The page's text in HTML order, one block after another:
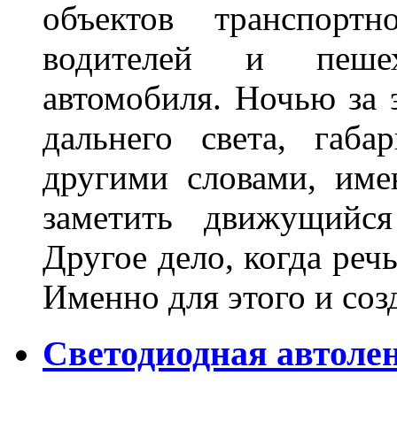
объектов
водителей и
автомобиля. Ночью за
дальнего света,
другими словами,
заметить
Другое дело, когда
Именно для этого и
Светодиодная